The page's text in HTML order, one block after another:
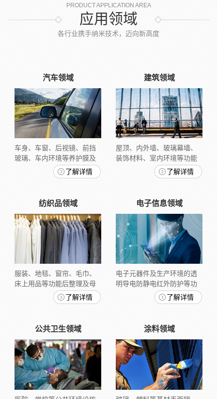
PRODUCT APPLICATION AREA
应用领域
各行业携手纳米技术，迈向新高度
汽车领域
车身、车窗、后视镜、前挡
玻璃、车内环境等养护膜及
了解详情
建筑领域
屋顶、内外墙、玻璃幕墙、
装饰材料、室内环境等功能
膜与涂层技术
了解详情
纺织品领域
服装、地毯、窗帘、毛巾、
床上用品等功能后整理及母
了解详情
电子信息领域
电子元器件及生产环境的透
明导电防静电红外防护等功
了解详情
公共卫生领域 涂料领域